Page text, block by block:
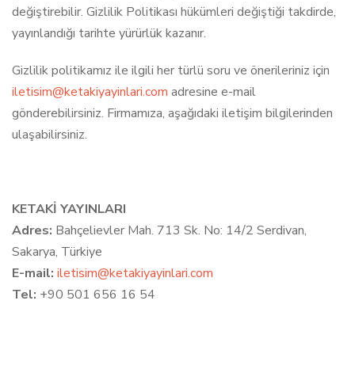
değiştirebilir. Gizlilik Politikası hükümleri değiştiği takdirde,
yayınlandığı tarihte yürürlük kazanır.
Gizlilik politikamız ile ilgili her türlü soru ve önerileriniz için
iletisim@ketakiyayinlari.com adresine e-mail
gönderebilirsiniz. Firmamıza, aşağıdaki iletişim bilgilerinden
ulaşabilirsiniz.
KETAKİ YAYINLARI
Adres: Bahçelievler Mah. 713 Sk. No: 14/2 Serdivan,
Sakarya, Türkiye
E-mail: iletisim@ketakiyayinlari.com
Tel: +90 501 656 16 54